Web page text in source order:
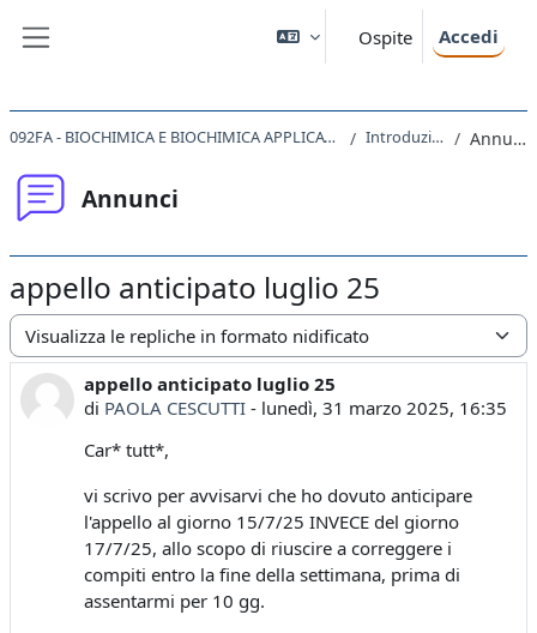
Ospite Accedi
092FA - BIOCHIMICA E BIOCHIMICA APPLICATA I 2022 Introduzione Annunci
Annunci
appello anticipato luglio 25
Modalità visualizzazione
appello anticipato luglio 25
di PAOLA CESCUTTI - lunedì, 31 marzo 2025, 16:35
Numero di risposte: 0
Car* tutt*,
vi scrivo per avvisarvi che ho dovuto anticipare
l'appello al giorno 15/7/25 INVECE del giorno
17/7/25, allo scopo di riuscire a correggere i
compiti entro la fine della settimana, prima di
assentarmi per 10 gg.